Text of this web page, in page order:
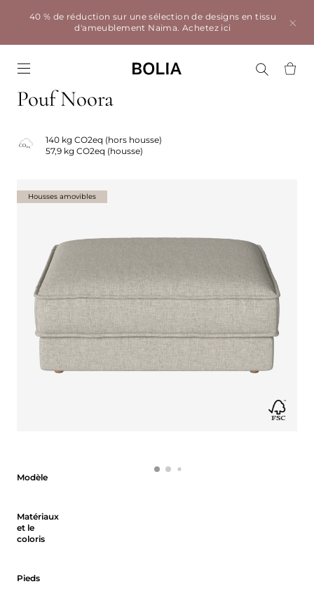
40 % de réduction sur une sélection de designs en tissu
d'ameublement Naima.Achetez ici
Pouf Noora
140 kg CO2eq (hors housse)
57,9 kg CO2eq (housse)
Modèle
Matériaux
et le
coloris
Pieds
Housses amovibles